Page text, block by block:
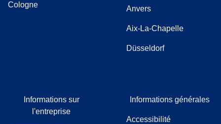
Cologne
Anvers
Aix-La-Chapelle
Düsseldorf
Informations sur
l'entreprise
Informations générales
Accessibilité